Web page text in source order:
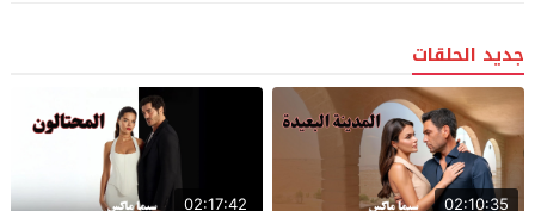
جديد الحلقات
02:10:35
02:17:42